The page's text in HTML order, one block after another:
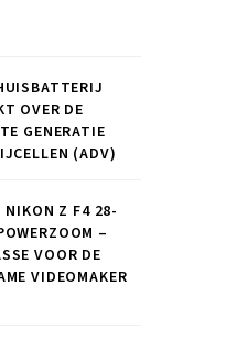
OVER DE
GENERATIE
(ADV)
NIKON Z F4 28-
–
VOOR DE
VIDEOMAKER